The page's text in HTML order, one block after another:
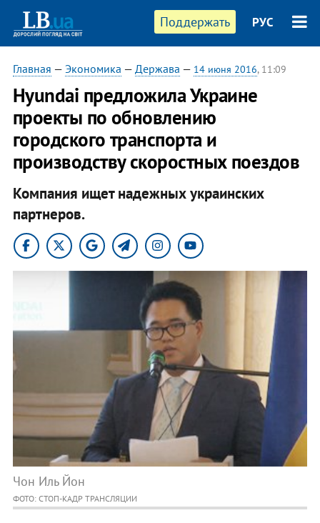
Поддержать РУС
Главная — Экономика — Держава — 14 июня 2016, 11:09
Hyundai предложила Украине
проекты по обновлению
городского транспорта и
производству скоростных поездов
Компания ищет надежных украинских
партнеров.
Чон Иль Йон
ФОТО: СТОП-КАДР ТРАНСЛЯЦИИ